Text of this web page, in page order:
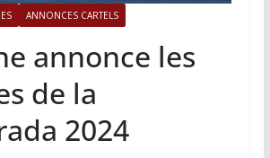
ANNONCES CARTELS
annonce les
de la
2024